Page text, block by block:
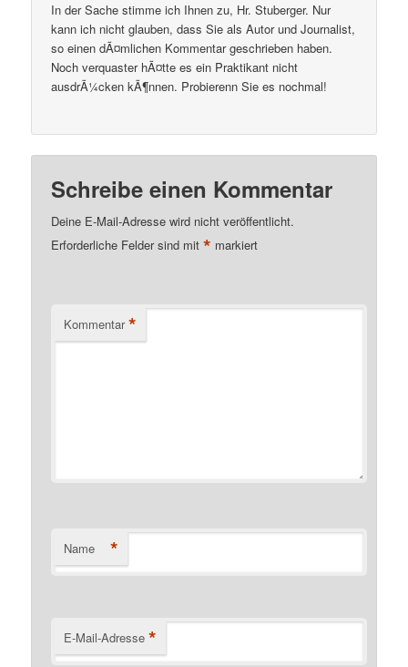
In der Sache stimme ich Ihnen zu, Hr. Stuberger. Nur
kann ich nicht glauben, dass Sie als Autor und Journalist,
so einen dÃ¤mlichen Kommentar geschrieben haben.
Noch verquaster hÃ¤tte es ein Praktikant nicht
ausdrÃ¼cken kÃ¶nnen. Probierenn Sie es nochmal!
Schreibe einen Kommentar
Deine E-Mail-Adresse wird nicht veröffentlicht.
Erforderliche Felder sind mit* markiert
Kommentar *
Name *
E-Mail-Adresse *